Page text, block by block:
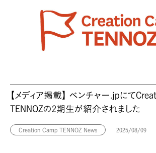
【メディア掲載】 ベンチャー.jpにて
TENNOZの2期生が紹介されました
Creation Camp TENNOZ News 2025/08/09